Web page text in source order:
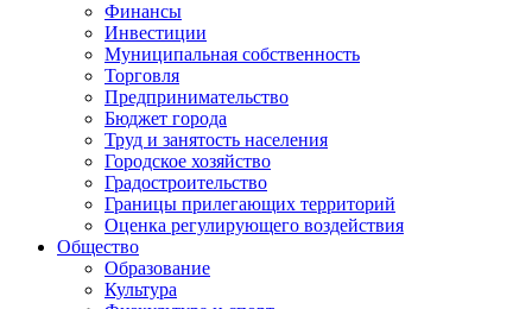
Финансы
Инвестиции
Муниципальная собственность
Торговля
Предпринимательство
Бюджет города
Труд и занятость населения
Городское хозяйство
Градостроительство
Границы прилегающих территорий
Оценка регулирующего воздействия
Общество
Образование
Культура